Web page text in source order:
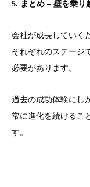
5. まとめ – 壁を乗り
会社が成長していく
それぞれのステージ
必要があります。
過去の成功体験にし
常に進化を続けるこ
す。